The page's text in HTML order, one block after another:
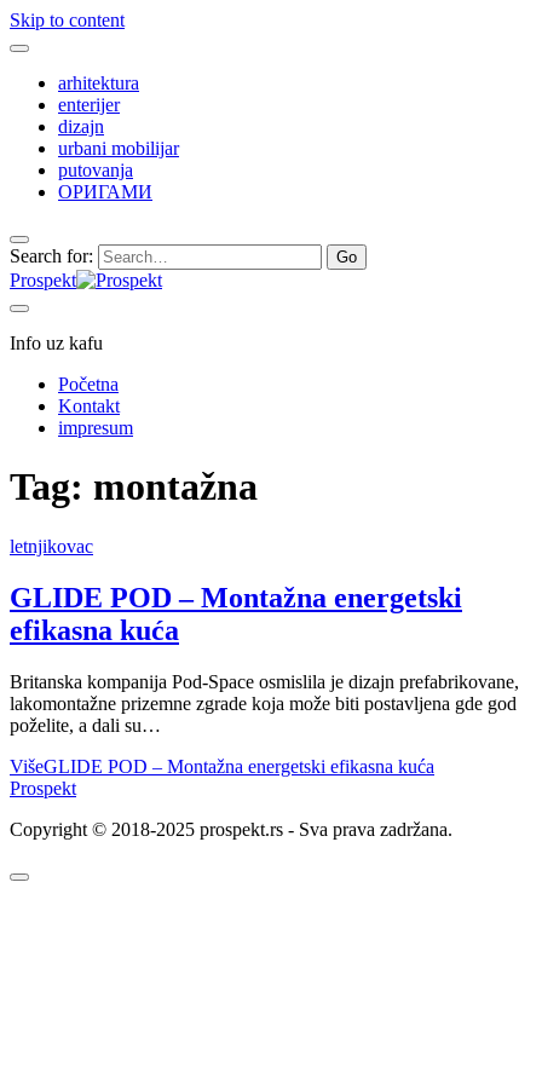
Skip to content
arhitektura
enterijer
dizajn
urbani mobilijar
putovanja
ОРИГАМИ
Search for:
Prospekt
Info uz kafu
Početna
Kontakt
impresum
Tag: montažna
letnjikovac
GLIDE POD – Montažna energetski
efikasna kuća
Britanska kompanija Pod-Space osmislila je dizajn prefabrikovane,
lakomontažne prizemne zgrade koja može biti postavljena gde god
poželite, a dali su…
VišeGLIDE POD – Montažna energetski efikasna kuća
Prospekt
Copyright © 2018-2025 prospekt.rs - Sva prava zadržana.